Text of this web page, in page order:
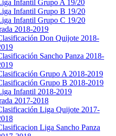
Infantil Grupo A 19/20
Infantil Grupo B 19/20
Infantil Grupo C 19/20
2018-2019
Don Quijote 2018-
Sancho Panza 2018-
Grupo A 2018-2019
Grupo B 2018-2019
Infantil 2018-2019
2017-2018
Liga Quijote 2017-
Liga Sancho Panza